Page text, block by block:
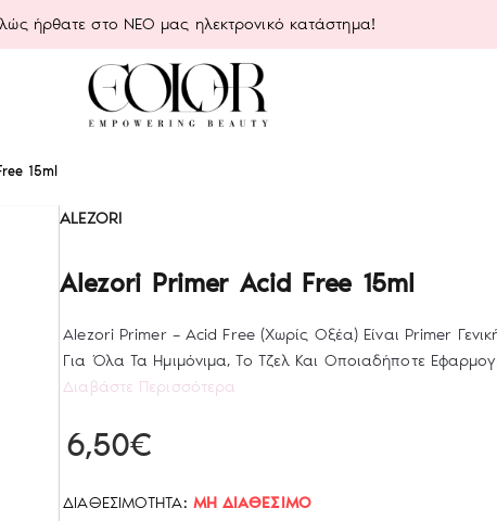
ήρθατε στο ΝΕΟ μας ηλεκτρονικό κατάστημα!
15ml
ALEZORI
Alezori Primer Acid Free 15ml
Alezori Primer – Acid Free (Χωρίς Οξέα) Είναι Primer
Για Όλα Τα Ημιμόνιμα, Το Τζελ Και Οποιαδήποτε
Διαβάστε Περισσότερα
ΔΙΑΘΕΣΙΜΌΤΗΤΑ: ΜΗ ΔΙΑΘΈΣΙΜΟ
6,50€